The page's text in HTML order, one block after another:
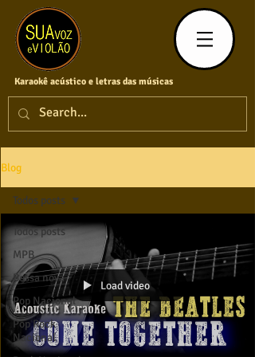
Karaokê acústico e letras das músicas
Blog
Todos posts
MPB
Bossa nova
Pop Nacional
Pop Rock
Nacional
Todos posts
Load video